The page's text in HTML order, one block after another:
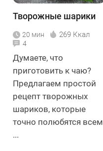
Творожные шарики
20 мин 269 Ккал
4
Думаете, что
приготовить к чаю?
Предлагаем простой
рецепт творожных
шариков, которые
точно полюбятся всем
...